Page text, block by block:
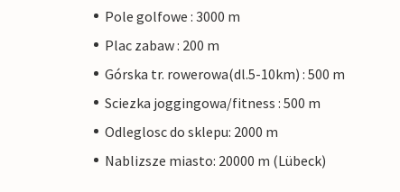
Pole golfowe : 3000 m
Plac zabaw : 200 m
Górska tr. rowerowa(dl.5-10km) : 500 m
Sciezka joggingowa/fitness : 500 m
Odleglosc do sklepu: 2000 m
Nablizsze miasto: 20000 m (Lübeck)